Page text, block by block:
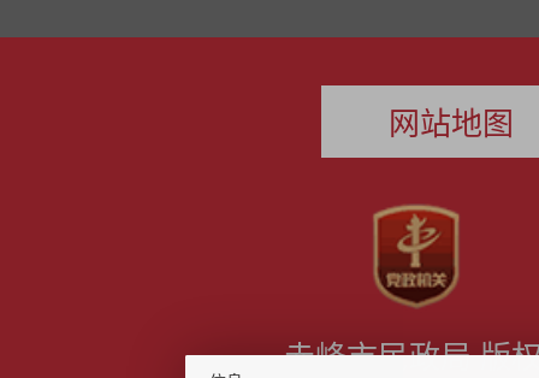
网站地图
赤峰市民政局 版